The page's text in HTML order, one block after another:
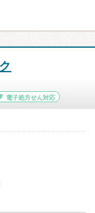
電子処方せん対応